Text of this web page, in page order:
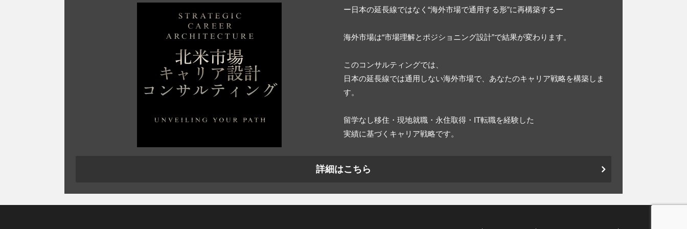
ー日本の延長線ではなく“海外市場で通用する形”に再構築するー
海外市場は“市場理解とポジショニング設計”で結果が変わります。
このコンサルティングでは、
日本の延長線では通用しない海外市場で、あなたのキャリア戦略を構築しま
す。
留学なし移住・現地就職・永住取得・IT転職を経験した
実績に基づくキャリア戦略です。
詳細はこちら